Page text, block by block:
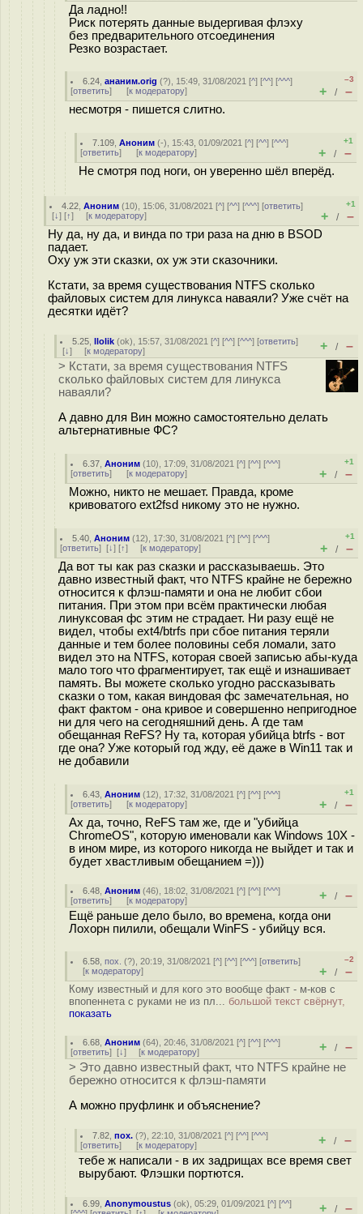
Да ладно!!
Риск потерять данные выдергивая флэху
без предварительного отсоединения
Резко возрастает.
6.24 ,ананим.orig (?), 15:49, 31/08/2021 [^] [^^] [^^^]
[ответить] [к модератору]
–3
+ / –
несмотря - пишется слитно.
7.109 ,Аноним (-), 15:43, 01/09/2021 [^] [^^] [^^^]
[ответить] [к модератору]
+1
+ / –
Не смотря под ноги, он уверенно шёл вперёд.
4.22 ,Аноним (10), 15:06, 31/08/2021 [^] [^^] [^^^] [ответить]
[↓] [↑] [к модератору]
+1
+ / –
Ну да, ну да, и винда по три раза на дню в BSOD
падает.
Оху уж эти сказки, ох уж эти сказочники.
Кстати, за время существования NTFS сколько
файловых систем для линукса наваяли? Уже счёт на
десятки идёт?
5.25 ,llolik (ok), 15:57, 31/08/2021 [^] [^^] [^^^] [ответить]
[↓] [к модератору] + / –
> Кстати, за время существования NTFS
сколько файловых систем для линукса
наваяли?
А давно для Вин можно самостоятельно делать
альтернативные ФС?
6.37 ,Аноним (10), 17:09, 31/08/2021 [^] [^^] [^^^]
[ответить] [к модератору]
+1
+ / –
Можно, никто не мешает. Правда, кроме
кривоватого ext2fsd никому это не нужно.
5.40 ,Аноним (12), 17:30, 31/08/2021 [^] [^^] [^^^]
[ответить] [↓] [↑] [к модератору]
+1
+ / –
Да вот ты как раз сказки и рассказываешь. Это
давно известный факт, что NTFS крайне не бережно
относится к флэш-памяти и она не любит сбои
питания. При этом при всём практически любая
линуксовая фс этим не страдает. Ни разу ещё не
видел, чтобы ext4/btrfs при сбое питания теряли
данные и тем более половины себя ломали, зато
видел это на NTFS, которая своей записью абы-куда
мало того что фрагментирует, так ещё и изнашивает
память. Вы можете сколько угодно рассказывать
сказки о том, какая виндовая фс замечательная, но
факт фактом - она кривое и совершенно непригодное
ни для чего на сегодняшний день. А где там
обещанная ReFS? Ну та, которая убийца btrfs - вот
где она? Уже который год жду, её даже в Win11 так и
не добавили
6.43 ,Аноним (12), 17:32, 31/08/2021 [^] [^^] [^^^]
[ответить] [к модератору]
+1
+ / –
Ах да, точно, ReFS там же, где и "убийца
ChromeOS", которую именовали как Windows 10X -
в ином мире, из которого никогда не выйдет и так и
будет хвастливым обещанием =)))
6.48 ,Аноним (46), 18:02, 31/08/2021 [^] [^^] [^^^]
[ответить] [к модератору] + / –
Ещё раньше дело было, во времена, когда они
Лохорн пилили, обещали WinFS - убийцу вся.
6.58 ,пох. (?), 20:19, 31/08/2021 [^] [^^] [^^^] [ответить]
[к модератору]
–2
+ / –
Кому известный и для кого это вообще факт - м-ков с
впопеннета с руками не из пл... большой текст свёрнут,
показать
6.68 ,Аноним (64), 20:46, 31/08/2021 [^] [^^] [^^^]
[ответить] [↓] [к модератору] + / –
> Это давно известный факт, что NTFS крайне не
бережно относится к флэш-памяти
А можно пруфлинк и объяснение?
7.82 ,пох. (?), 22:10, 31/08/2021 [^] [^^] [^^^]
[ответить] [к модератору] + / –
тебе ж написали - в их задрищах все время свет
вырубают. Флэшки портются.
6.99 ,Anonymoustus (ok), 05:29, 01/09/2021 [^] [^^]
+ / –